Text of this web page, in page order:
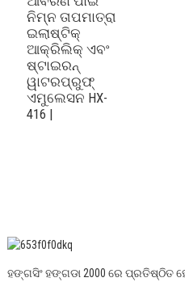
ନିମ୍ନ ତାପମାତ୍ରା
ଇଲାଷ୍ଟିକ୍
ଆକ୍ରିଲିକ୍ ଏବଂ
ଷ୍ଟାଇରନ୍
ୱାଟରପ୍ରୁଫ୍
ଏମୁଲେସନ HX-
416 |
ହଙ୍ଗସିଂ ହଙ୍ଗଡା 2000 ରେ ପ୍ରତିଷ୍ଠିତ